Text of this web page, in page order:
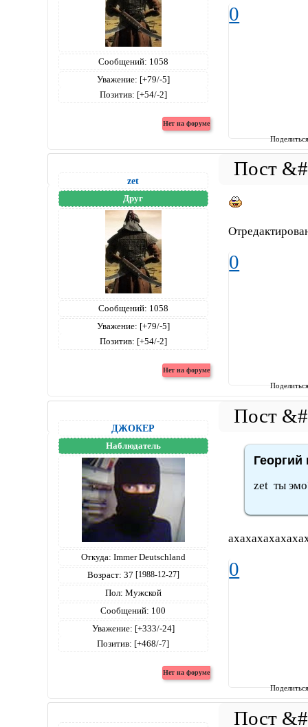
Сообщений: 1058
Уважение: [+79/-5]
Позитив: [+54/-2]
0
zet
Друг
Сообщений: 1058
Уважение: [+79/-5]
Позитив: [+54/-2]
0
ДЖОКЕР
Наблюдатель
Откуда: Immer Deutschland
Возраст: 37 [1988-12-27]
Пол: Мужской
Сообщений: 100
Уважение: [+333/-24]
Позитив: [+468/-7]
Георгий
zet ты
0